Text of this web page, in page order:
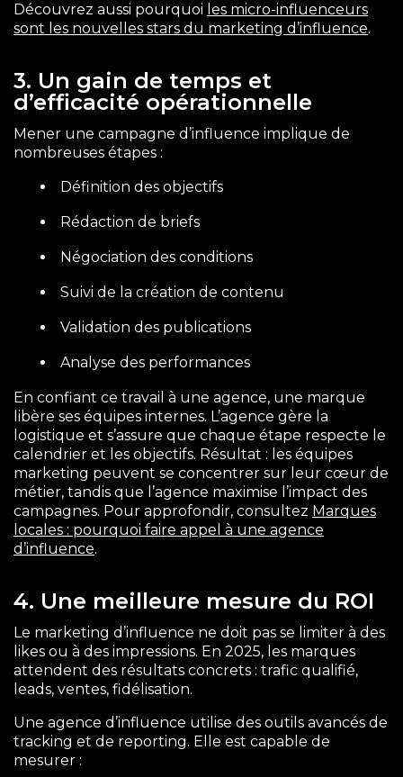
Découvrez aussi pourquoi les micro-influenceurs
sont les nouvelles stars du marketing d’influence.
3. Un gain de temps et
d’efficacité opérationnelle
Mener une campagne d’influence implique de
nombreuses étapes :
Définition des objectifs
Rédaction de briefs
Négociation des conditions
Suivi de la création de contenu
Validation des publications
Analyse des performances
En confiant ce travail à une agence, une marque
libère ses équipes internes. L’agence gère la
logistique et s’assure que chaque étape respecte le
calendrier et les objectifs. Résultat : les équipes
marketing peuvent se concentrer sur leur cœur de
métier, tandis que l’agence maximise l’impact des
campagnes. Pour approfondir, consultez Marques
locales : pourquoi faire appel à une agence
d’influence.
4. Une meilleure mesure du ROI
Le marketing d’influence ne doit pas se limiter à des
likes ou à des impressions. En 2025, les marques
attendent des résultats concrets : trafic qualifié,
leads, ventes, fidélisation.
Une agence d’influence utilise des outils avancés de
tracking et de reporting. Elle est capable de
mesurer :